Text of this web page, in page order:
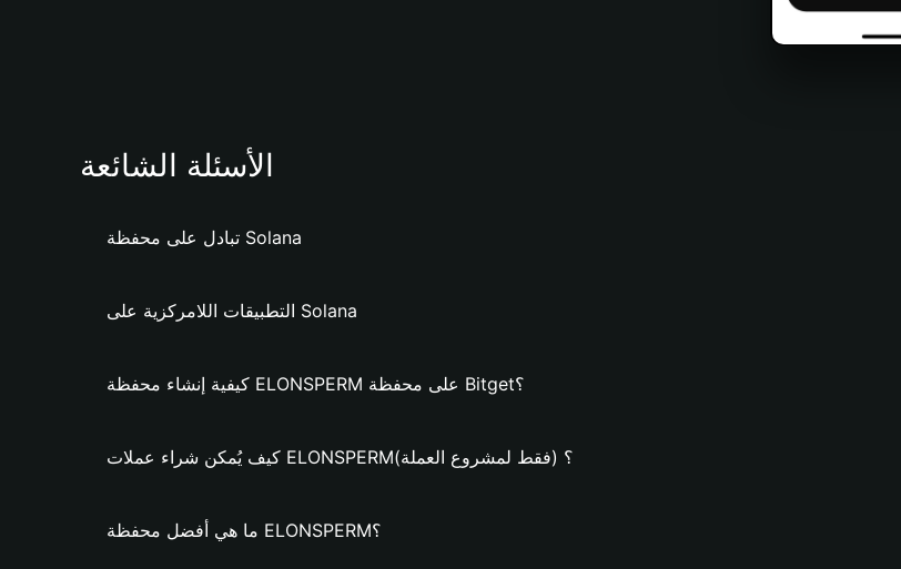
الأسئلة الشائعة
تبادل على محفظة Solana
التطبيقات اللامركزية على Solana
كيفية إنشاء محفظة ELONSPERM على محفظة Bitget؟
كيف يُمكن شراء عملات ELONSPERM؟ (فقط لمشروع العملة)
ما هي أفضل محفظة ELONSPERM؟